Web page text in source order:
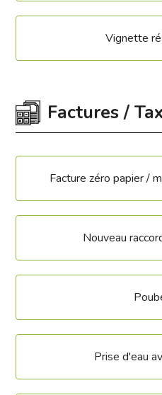
Vignette
Factures /
Facture zéro papier /
Nouveau
Prise d'eau